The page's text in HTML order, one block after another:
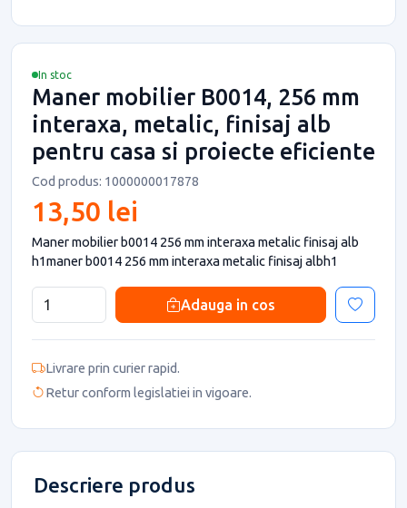
In stoc
Maner mobilier B0014, 256 mm
interaxa, metalic, finisaj alb
pentru casa si proiecte eficiente
Cod produs: 1000000017878
13,50 lei
Maner mobilier b0014 256 mm interaxa metalic finisaj alb
h1maner b0014 256 mm interaxa metalic finisaj albh1
Adauga in cos
Livrare prin curier rapid.
Retur conform legislatiei in vigoare.
Descriere produs